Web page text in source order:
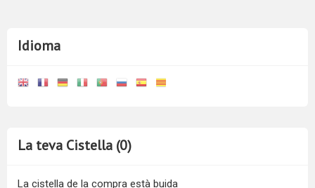
Idioma
La teva Cistella (0)
La cistella de la compra està buida